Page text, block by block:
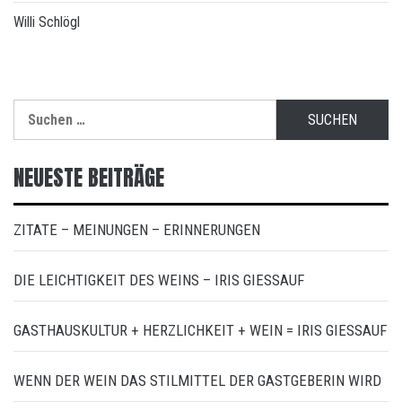
Willi Schlögl
nach:
NEUESTE BEITRÄGE
ZITATE – MEINUNGEN – ERINNERUNGEN
DIE LEICHTIGKEIT DES WEINS – IRIS GIESSAUF
GASTHAUSKULTUR + HERZLICHKEIT + WEIN = IRIS GIESSAUF
WENN DER WEIN DAS STILMITTEL DER GASTGEBERIN WIRD